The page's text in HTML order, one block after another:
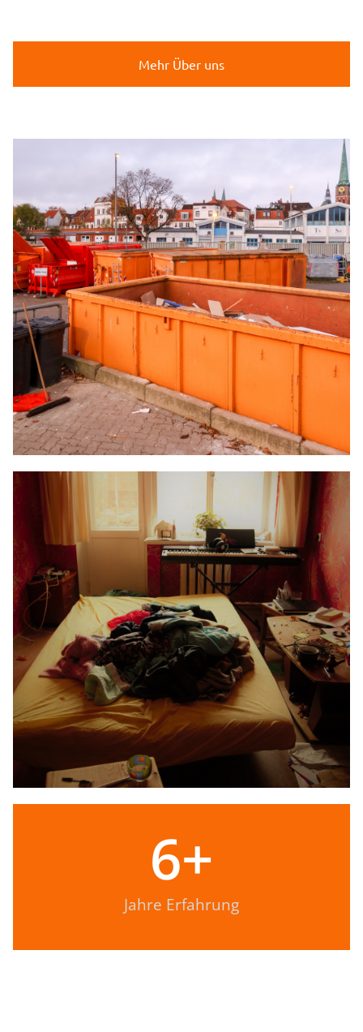
Jahre Erfahrung
6+
Mehr Über uns